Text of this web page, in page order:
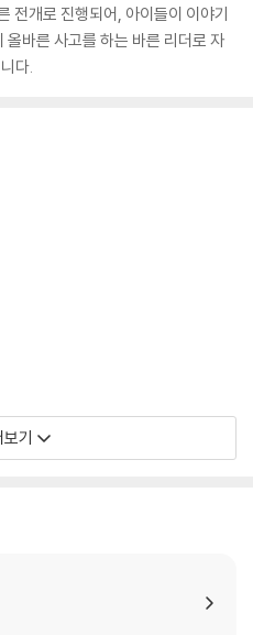
전개로 진행되어, 아이들이 이야기
바른 사고를 하는 바른 리더로 자
다.
기